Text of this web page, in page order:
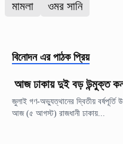
মামলা ওমর সানি
বিনোদন এর পাঠক প্রিয়
আজ ঢাকায় দুই বড় উন্মুক্ত
জুলাই গণ-অভ্যুত্থানের দ্বিতীয় বর্ষপূর্তি
আজ (৫ আগস্ট) রাজধানী ঢাকায়...